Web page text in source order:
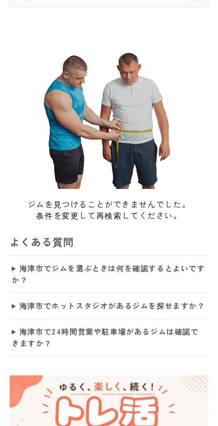
ジムを見つけることができませんでした。
条件を変更して再検索してください。
よくある質問
海津市でジムを選ぶときは何を確認するとよいです
か？
海津市でホットスタジオがあるジムを探せますか？
海津市で24時間営業や駐車場があるジムは確認で
きますか？